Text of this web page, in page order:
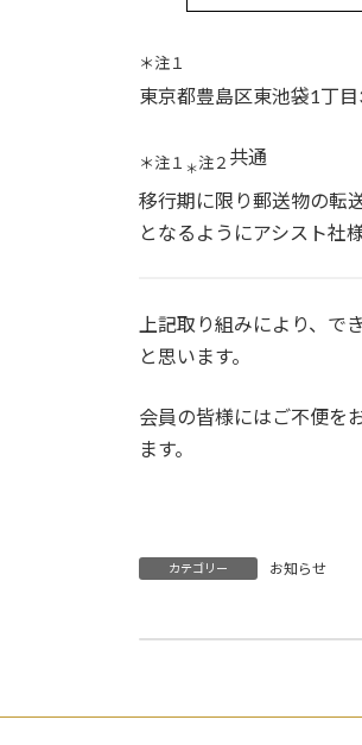
＊注１
東京都豊島区東池袋1
＊注１ ＊注２ 共通
移行期に限り郵送物の転
となるようにアシスト社
上記取り組みにより、で
と思います。
会員の皆様にはご不便を
ます。
カテゴリー お知らせ